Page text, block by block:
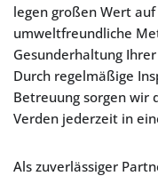
legen großen Wert
umweltfreundliche
Gesunderhaltung
Durch regelmäßige
Betreuung sorgen wir
Verden jederzeit in
Als zuverlässiger